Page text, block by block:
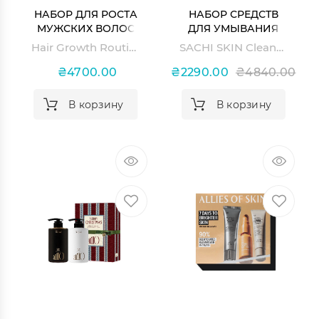
НАБОР ДЛЯ РОСТА
МУЖСКИХ ВОЛОС
HAIR GROWTH
SCANDINAVIAN
Hair Growth Routine for Men Scandinavian Biolabs
₴4700.00
В корзину
НАБОР СРЕДСТВ
ДЛЯ УМЫВАНИЯ
SACHI SKIN
SACHI SKIN Cleansing set
₴2290.00 ₴4840.00
В корзину